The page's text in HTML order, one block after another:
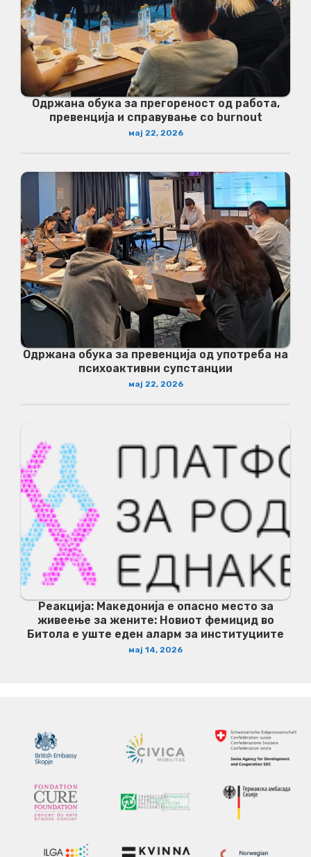
Одржана обука за прегореност од работа,
превенција и справување со burnout
мај 22, 2026
Одржана обука за превенција од употреба на
психоактивни супстанции
мај 22, 2026
Реакција: Македонија е опасно место за
живеење за жените: Новиот фемицид во
Битола е уште еден аларм за институциите
мај 14, 2026